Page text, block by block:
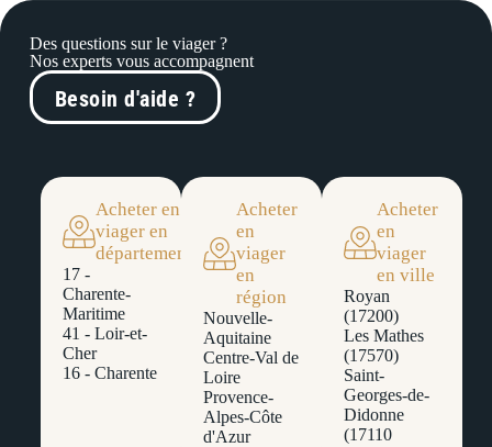
Des questions sur le viager ?
Nos experts vous accompagnent
Besoin d'aide ?
Acheter en
viager en
département
17 -
Charente-
Maritime
41 - Loir-et-
Cher
16 - Charente
Acheter
en
viager
en
région
Nouvelle-
Aquitaine
Centre-Val de
Loire
Provence-
Alpes-Côte
d'Azur
Acheter
en
viager
en ville
Royan
(17200)
Les Mathes
(17570)
Saint-
Georges-de-
Didonne
(17110